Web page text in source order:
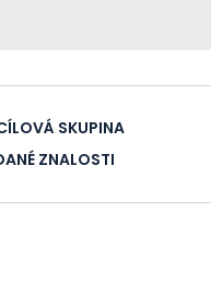
SKUPINA
ZNALOSTI